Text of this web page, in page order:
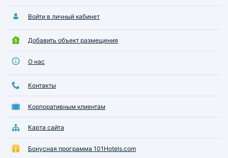
Войти в личный кабинет
Добавить объект размещения
О нас
Контакты
Корпоративным клиентам
Карта сайта
Бонусная программа 101Hotels.com